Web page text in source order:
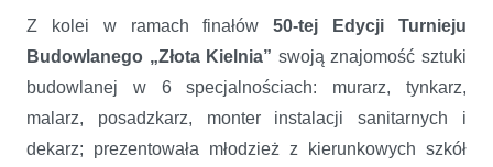
Z kolei w ramach finałów50-tej Edycji Turnieju
Budowlanego „Złota Kielnia” swoją znajomość sztuki
budowlanej w 6 specjalnościach: murarz, tynkarz,
malarz, posadzkarz, monter instalacji sanitarnych i
dekarz; prezentowała młodzież z kierunkowych szkół